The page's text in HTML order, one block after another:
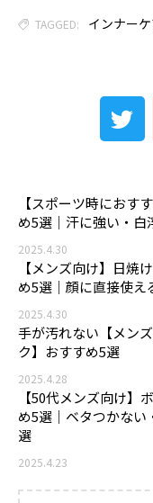
TAGGED: インナー
【スポーツ時におす
め5選｜汗に強い・
2025.4.30
【メンズ向け】日焼
め5選｜顔に直接使え
2025.4.30
手が汚れない【メン
ク】おすすめ5選
2025.4.28
【50代メンズ向け】
め5選｜ベタつかな
選
2025.4.23